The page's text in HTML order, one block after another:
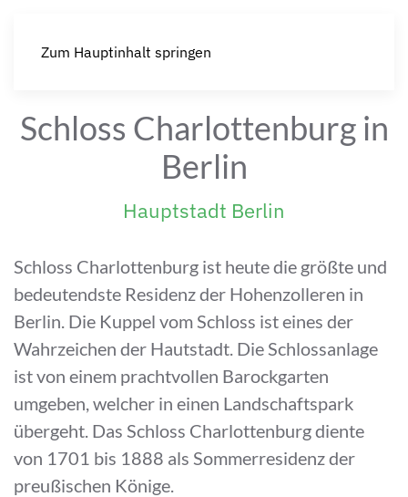
Zum Hauptinhalt springen
Schloss Charlottenburg in
Berlin
Hauptstadt Berlin
Schloss Charlottenburg ist heute die größte und
bedeutendste Residenz der Hohenzolleren in
Berlin. Die Kuppel vom Schloss ist eines der
Wahrzeichen der Hautstadt. Die Schlossanlage
ist von einem prachtvollen Barockgarten
umgeben, welcher in einen Landschaftspark
übergeht. Das Schloss Charlottenburg diente
von 1701 bis 1888 als Sommerresidenz der
preußischen Könige.